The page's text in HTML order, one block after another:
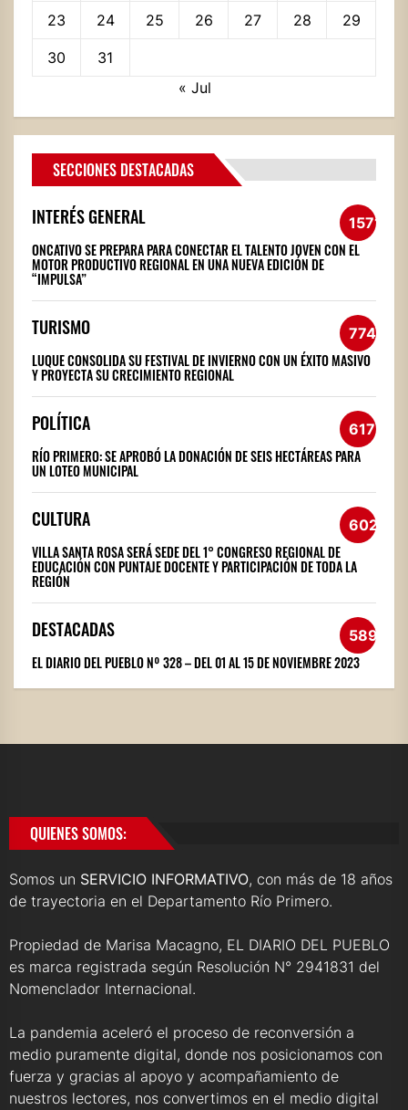
23 24 25 26 27 28 29
30
31
« Jul
SECCIONES DESTACADAS
INTERÉS GENERAL 1571
ONCATIVO SE PREPARA PARA CONECTAR EL TALENTO JOVEN CON EL
MOTOR PRODUCTIVO REGIONAL EN UNA NUEVA EDICIÓN DE
“IMPULSA”
TURISMO 774
LUQUE CONSOLIDA SU FESTIVAL DE INVIERNO CON UN ÉXITO MASIVO
Y PROYECTA SU CRECIMIENTO REGIONAL
POLÍTICA 617
RÍO PRIMERO: SE APROBÓ LA DONACIÓN DE SEIS HECTÁREAS PARA
UN LOTEO MUNICIPAL
CULTURA 602
VILLA SANTA ROSA SERÁ SEDE DEL 1° CONGRESO REGIONAL DE
EDUCACIÓN CON PUNTAJE DOCENTE Y PARTICIPACIÓN DE TODA LA
REGIÓN
DESTACADAS 589
EL DIARIO DEL PUEBLO Nº 328 – DEL 01 AL 15 DE NOVIEMBRE 2023
QUIENES SOMOS:
Somos un SERVICIO INFORMATIVO, con más de 18 años
de trayectoria en el Departamento Río Primero.
Propiedad de Marisa Macagno, EL DIARIO DEL PUEBLO
es marca registrada según Resolución N° 2941831 del
Nomenclador Internacional.
La pandemia aceleró el proceso de reconversión a
medio puramente digital, donde nos posicionamos con
fuerza y gracias al apoyo y acompañamiento de
nuestros lectores, nos convertimos en el medio digital